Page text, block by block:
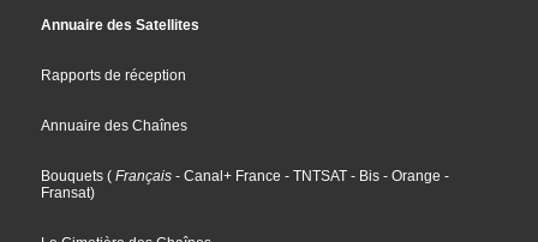
Annuaire des Satellites
Rapports de réception
Annuaire des Chaînes
Bouquets ( Français - Canal+ France - TNTSAT - Bis - Orange -
Fransat)